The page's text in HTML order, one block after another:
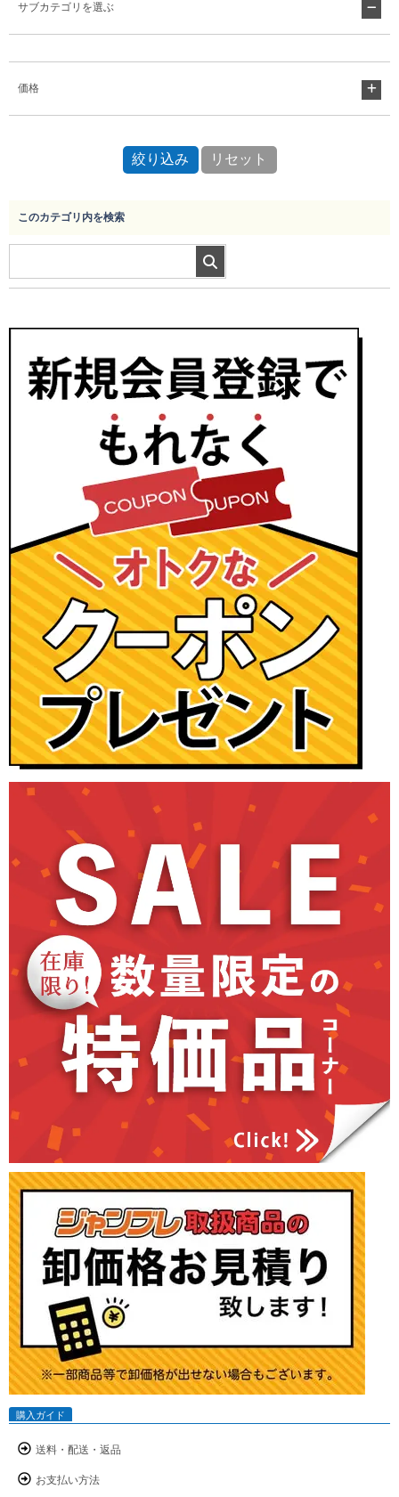
サブカテゴリを選ぶ
価格
このカテゴリ内を検索
購入ガイド
送料・配送・返品
お支払い方法